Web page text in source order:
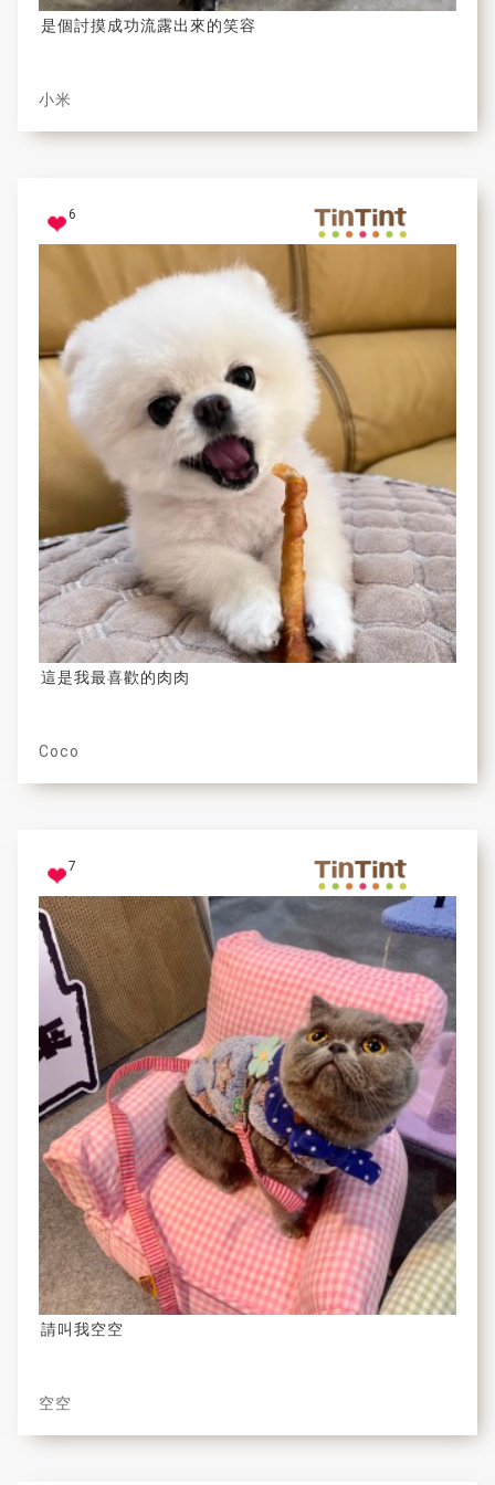
是個討摸成功流露出來的笑容
小米
6
這是我最喜歡的肉肉
Coco
7
請叫我空空
空空